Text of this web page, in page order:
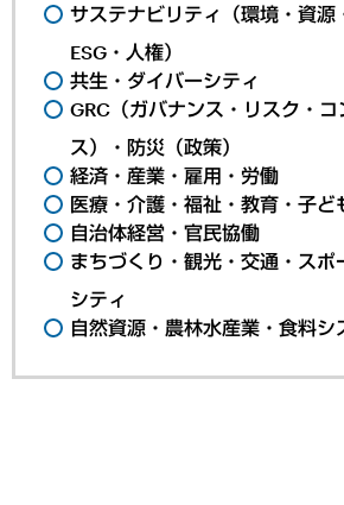
サステナビリティ（環境・資源
ESG・人権）
共生・ダイバーシティ
GRC（ガバナンス・リスク・コ
ス）・防災（政策）
経済・産業・雇用・労働
医療・介護・福祉・教育・子ど
自治体経営・官民協働
まちづくり・観光・交通・スポ
シティ
自然資源・農林水産業・食料シ